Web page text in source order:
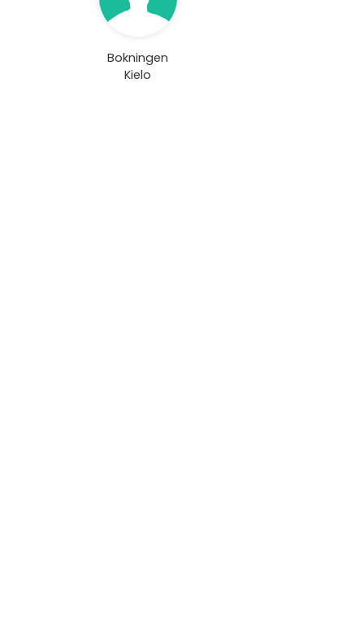
Bokningen
Kielo